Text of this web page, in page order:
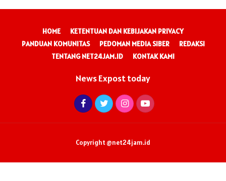
HOME
KETENTUAN DAN KEBIJAKAN PRIVACY
PANDUAN KOMUNITAS
PEDOMAN MEDIA SIBER
REDAKSI
TENTANG NET24JAM.ID
KONTAK KAMI
News Expost today
Copyright @net24jam.id